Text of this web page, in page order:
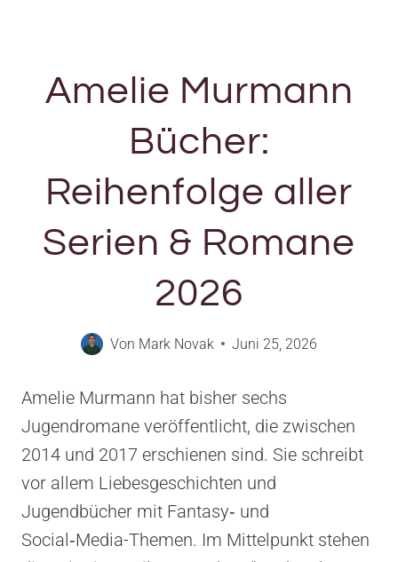
Amelie Murmann
Bücher:
Reihenfolge aller
Serien & Romane
2026
Von Mark Novak Juni 25, 2026
Amelie Murmann hat bisher sechs
Jugendromane veröffentlicht, die zwischen
2014 und 2017 erschienen sind. Sie schreibt
vor allem Liebesgeschichten und
Jugendbücher mit Fantasy‑ und
Social‑Media-Themen. Im Mittelpunkt stehen